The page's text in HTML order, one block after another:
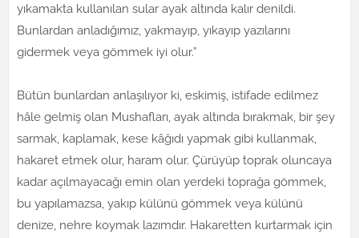
yıkamakta kullanılan sular ayak altında kalır denildi.
Bunlardan anladığımız, yakmayıp, yıkayıp yazılarını
gidermek veya gömmek iyi olur.”
Bütün bunlardan anlaşılıyor ki, eskimiş, istifade edilmez
hâle gelmiş olan Mushafları, ayak altında bırakmak, bir şey
sarmak, kaplamak, kese kâğıdı yapmak gibi kullanmak,
hakaret etmek olur, haram olur. Çürüyüp toprak oluncaya
kadar açılmayacağı emin olan yerdeki toprağa gömmek,
bu yapılamazsa, yakıp külünü gömmek veya külünü
denize, nehre koymak lazımdır. Hakaretten kurtarmak için